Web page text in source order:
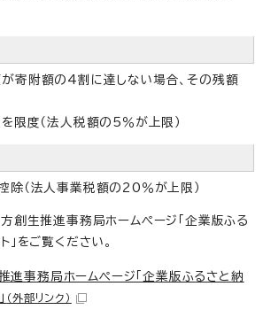
寄附額の4割に達しない場合、その残額
限度（法人税額の5％が上限）
除（法人事業税額の20％が上限）
創生推進事務局ホームページ「企業版ふる
」をご覧ください。
進事務局ホームページ「企業版ふるさと納
（外部リンク）